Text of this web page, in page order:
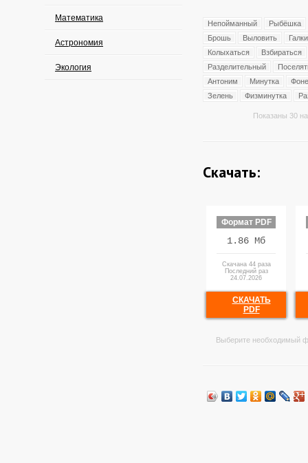
Математика
Астрономия
Экология
Непойманный
Рыбёшка
Брошь
Выловить
Колыхаться
Взбираться
Разделительный
Антоним
Минутка
Зелень
Физминутка
Показаны 30
Скачать:
Формат PDF
1.86 Мб
Скачана 44 раза
Последний раз
24.07.2026
СКАЧАТЬ
PDF
Выберите необходимый